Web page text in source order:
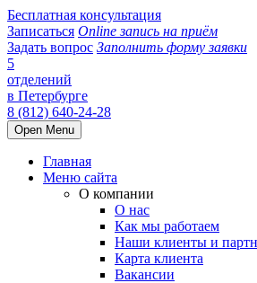
Бесплатная консультация
Записаться Online запись на приём
Задать вопрос Заполнить форму заявки
5
отделений
в Петербурге
8 (812) 640-24-28
Open Menu
Главная
Меню сайта
О компании
О нас
Как мы работаем
Наши клиенты и
Карта клиента
Вакансии